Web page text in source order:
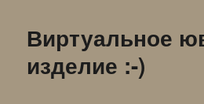
Виртуальное
изделие :-)